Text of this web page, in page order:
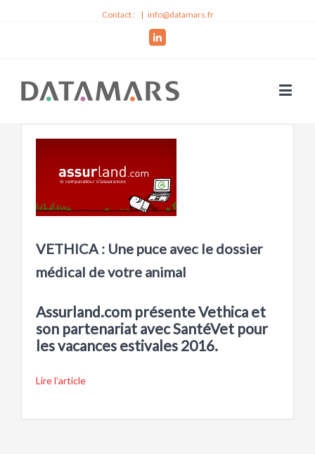
Contact : | info@datamars.fr
Linkedin
Larger
VETHICA : Une puce avec le dossier
médical de votre animal
Assurland.com présente Vethica et
son partenariat avec SantéVet pour
les vacances estivales 2016.
Lire l’article